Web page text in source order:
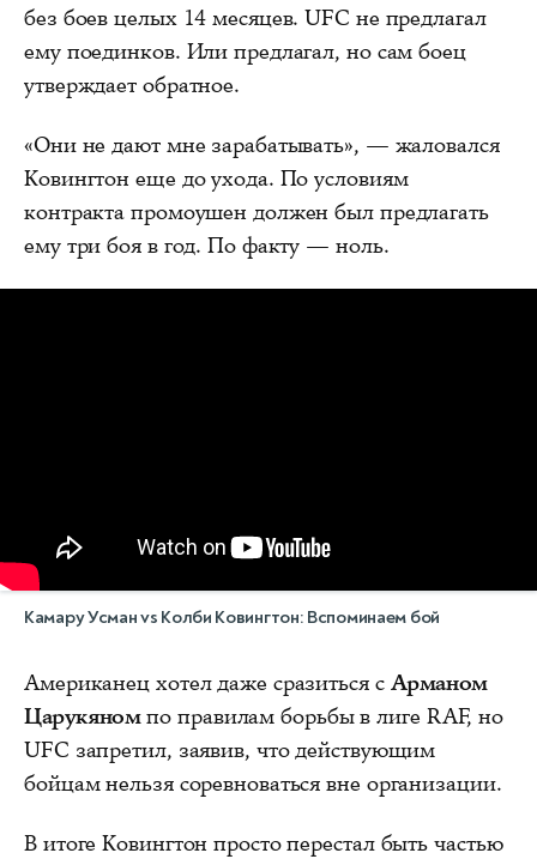
без боев целых 14 месяцев. UFC не предлагал
ему поединков. Или предлагал, но сам боец
утверждает обратное.
«Они не дают мне зарабатывать», — жаловался
Ковингтон еще до ухода. По условиям
контракта промоушен должен был предлагать
ему три боя в год. По факту — ноль.
Камару Усман vs Колби Ковингтон: Вспоминаем бой
Американец хотел даже сразиться с Арманом
Царукяномпо правилам борьбы в лиге RAF, но
UFC запретил, заявив, что действующим
бойцам нельзя соревноваться вне организации.
В итоге Ковингтон просто перестал быть частью